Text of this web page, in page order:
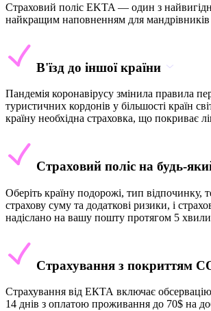
Страховий поліс EKTA — один з
найкращим наповненням для мандрівників
В'їзд до іншої країни
Пандемія коронавірусу змінила правила
туристичних кордонів у більшості країн
країну необхідна страховка, що покриває
Страховий поліс на будь-
Оберіть країну подорожі, тип відпочинку,
страхову суму та додаткові ризики, і
надіслано на вашу пошту протягом 5
Страхування з покриттям
Страхування від ЕКТА включає обсервацію
14 днів з оплатою проживання до 70$ на